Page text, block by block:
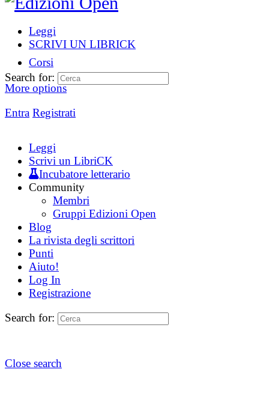
Leggi
SCRIVI UN LIBRICK
Corsi
More options
Entra Registrati
Search for:
Leggi
Scrivi un LibriCK
Incubatore letterario
Community
Membri
Gruppi Edizioni Open
Blog
La rivista degli scrittori
Punti
Aiuto!
Log In
Registrazione
Search for:
Close search